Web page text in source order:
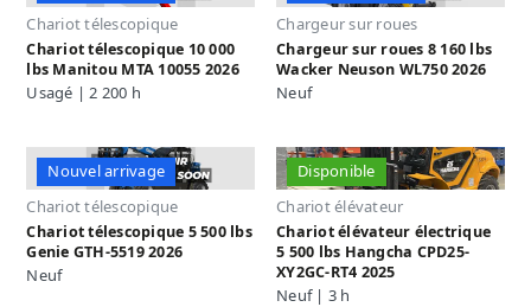
Chariot télescopique
Chariot télescopique 10 000
lbs Manitou MTA 10055 2026
Usagé | 2 200 h
Chargeur sur roues
Chargeur sur roues 8 160 lbs
Wacker Neuson WL750 2026
Neuf
Nouvel arrivage
Chariot télescopique
Chariot télescopique 5 500 lbs
Genie GTH-5519 2026
Neuf
Disponible
Chariot élévateur
Chariot élévateur électrique
5 500 lbs Hangcha CPD25-
XY2GC-RT4 2025
Neuf | 3 h